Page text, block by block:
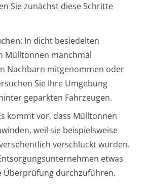
Sie zunächst diese Schritte
In dicht besiedelten
Mülltonnen manchmal
Nachbarn mitgenommen oder
Sie Ihre Umgebung
geparkten Fahrzeugen.
kommt vor, dass Mülltonnen
weil sie beispielsweise
verschluckt wurden.
etwas
Überprüfung durchzuführen.